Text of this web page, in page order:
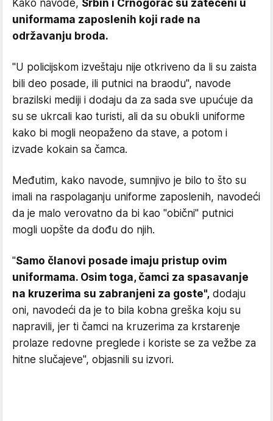
Kako navode, Srbin i Crnogorac su zatečeni u
uniformama zaposlenih koji rade na
održavanju broda.
"U policijskom izveštaju nije otkriveno da li su zaista
bili deo posade, ili putnici na braodu", navode
brazilski mediji i dodaju da za sada sve upućuje da
su se ukrcali kao turisti, ali da su obukli uniforme
kako bi mogli neopaženo da stave, a potom i
izvade kokain sa čamca.
Međutim, kako navode, sumnjivo je bilo to što su
imali na raspolaganju uniforme zaposlenih, navodeći
da je malo verovatno da bi kao "obični" putnici
mogli uopšte da dođu do njih.
"Samo članovi posade imaju pristup ovim
uniformama. Osim toga, čamci za spasavanje
na kruzerima su zabranjeni za goste", dodaju
oni, navodeći da je to bila kobna greška koju su
napravili, jer ti čamci na kruzerima za krstarenje
prolaze redovne preglede i koriste se za vežbe za
hitne slučajeve", objasnili su izvori.